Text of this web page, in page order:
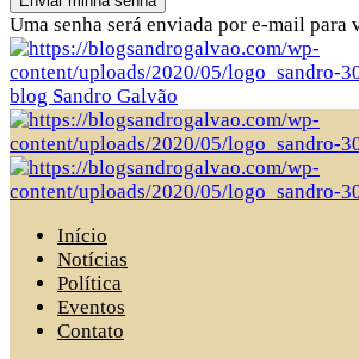
Uma senha será enviada por e-mail para
blog Sandro Galvão
Início
Notícias
Política
Eventos
Contato